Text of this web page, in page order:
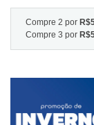
Compre 2 por
Compre 3 por